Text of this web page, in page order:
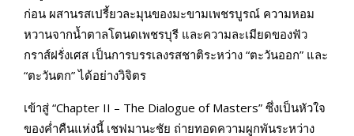
ก่อน ผสานรสเปรี้ยวละมุนของมะขามเพชรบูรณ์ ความหอม
หวานจากน้ำตาลโตนดเพชรบุรี และความละเมียดของฟัว
กราส์ฝรั่งเศส เป็นการบรรเลงรสชาติระหว่าง “ตะวันออก” และ
“ตะวันตก” ได้อย่างวิจิตร
เข้าสู่ “Chapter II – The Dialogue of Masters” ซึ่งเป็นหัวใจ
ของค่ำคืนแห่งนี้ เชฟมานะชัย ถ่ายทอดความผูกพันระหว่าง